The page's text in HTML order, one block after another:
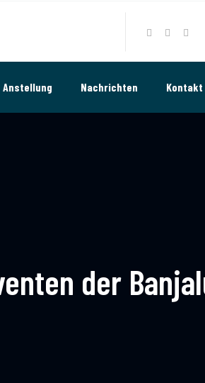
Anstellung Nachrichten Kontakt
der